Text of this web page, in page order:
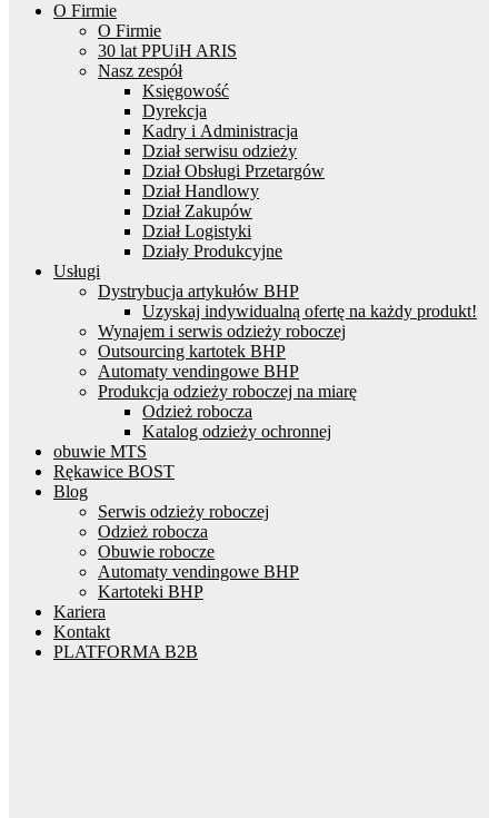
O Firmie
O Firmie
30 lat PPUiH ARIS
Nasz zespół
Księgowość
Dyrekcja
Kadry i Administracja
Dział serwisu odzieży
Dział Obsługi Przetargów
Dział Handlowy
Dział Zakupów
Dział Logistyki
Działy Produkcyjne
Usługi
Dystrybucja artykułów BHP
Uzyskaj indywidualną ofertę na każdy produkt!
Wynajem i serwis odzieży roboczej
Outsourcing kartotek BHP
Automaty vendingowe BHP
Produkcja odzieży roboczej na miarę
Odzież robocza
Katalog odzieży ochronnej
obuwie MTS
Rękawice BOST
Blog
Serwis odzieży roboczej
Odzież robocza
Obuwie robocze
Automaty vendingowe BHP
Kartoteki BHP
Kariera
Kontakt
PLATFORMA B2B